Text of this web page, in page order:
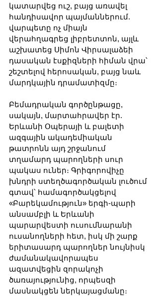
կատարվեց ուշ, բայց առավել
հանդիսավոր պայմաններում.
վարպետը ոչ միայն
վերահղագրեց լիբրետտոն, այլև
աշխատեց Սիմոն Վիրսալաձեի
դասական էսքիզների հիման վրա՝
շեշտելով հերոսական, բայց նաև
մարդկային դրամատիզմը։
Բեմադրական գործընթացը,
սակայն, մարտահրավեր էր.
Երևանի Օպերայի և բալետի
ազգային ակադեմիական
թատրոնն այդ շրջանում
տղամարդ պարողների սուր
պակաս ուներ։ Գրիգորովիչը
խնդրի ստեղծագործական լուծում
գտավ՝ համագործակցելով
«Բարեկամություն» երգի-պարի
անսամբլի և Երևանի
պարարվեստի ուսումնարանի
ուսանողների հետ, իսկ մի շարք
երիտասարդ պարողներ նույնիսկ
ժամանակավորապես
ազատվեցին զորակոչի
ծառայությունից, որպեսզի
մասնակցեն ներկայացմանը։